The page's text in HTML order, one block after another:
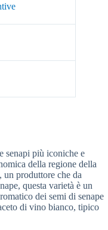
senapi più iconiche e
della regione della
produttore che da
questa varietà è un
dei semi di senape
di vino bianco, tipico